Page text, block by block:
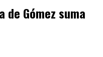
de Gómez suma